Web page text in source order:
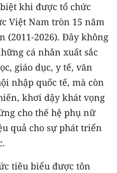
khi được tổ chức
Việt Nam tròn 15 năm
(2011-2026). Đây không
cá nhân xuất sắc
giáo dục, y tế, văn
nhập quốc tế, mà còn
khơi dậy khát vọng
cho thế hệ phụ nữ
quả cho sự phát triển
tiêu biểu được tôn